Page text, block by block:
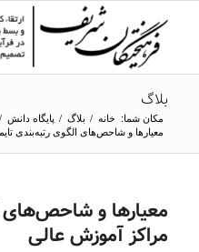
بلاگ
مکان شما: خانه / بلاگ / پایگاه دانش /
معیارها و شاحص‌های الگوی رتبه‌بندی
معیارها و شاحص‌های
مراکز آموزش عالی